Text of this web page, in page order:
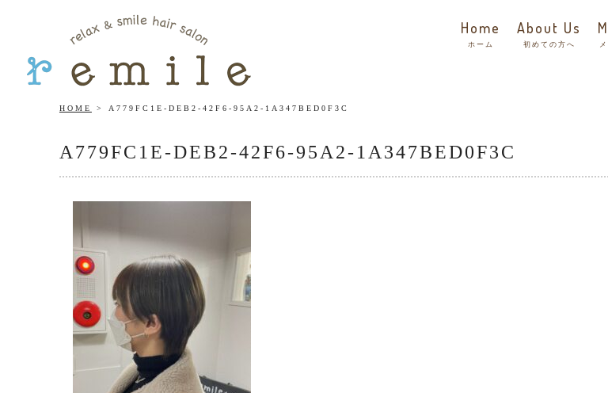
Home
ホーム
About Us
初めての方へ
HOME A779FC1E-DEB2-42F6-95A2-1A347BED0F3C
A779FC1E-DEB2-42F6-95A2-1A347BED0F3C